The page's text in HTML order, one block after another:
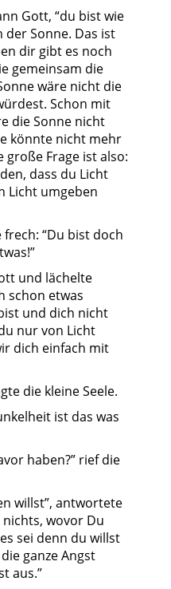
Gott, “du bist wie
der Sonne. Das ist
dir gibt es noch
gemeinsam die
wäre nicht die
Schon mit
die Sonne nicht
könnte nicht mehr
große Frage ist also:
dass du Licht
Licht umgeben
frech: “Du bist doch
und lächelte
schon etwas
und dich nicht
nur von Licht
dich einfach mit
die kleine Seele.
ist das was
haben?” rief die
willst”, antwortete
wovor Du
sei denn du willst
ganze Angst
aus.”